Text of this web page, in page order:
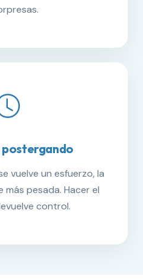
postergando
vuelve un esfuerzo, la
más pesada. Hacer el
control.